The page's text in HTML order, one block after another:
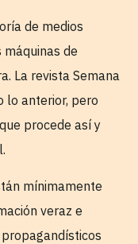
de medios
máquinas de
La revista Semana
lo anterior, pero
procede así y
mínimamente
veraz e